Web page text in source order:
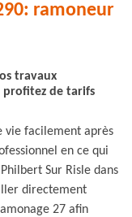
ramoneur
travaux
profitez de tarifs
vie facilement après
en ce qui
Sur Risle dans
directement
27 afin